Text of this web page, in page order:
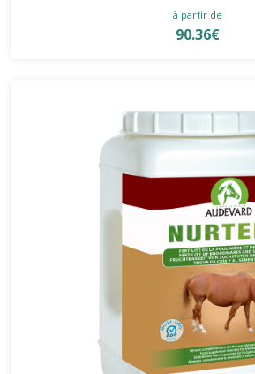
à partir de
90.36€